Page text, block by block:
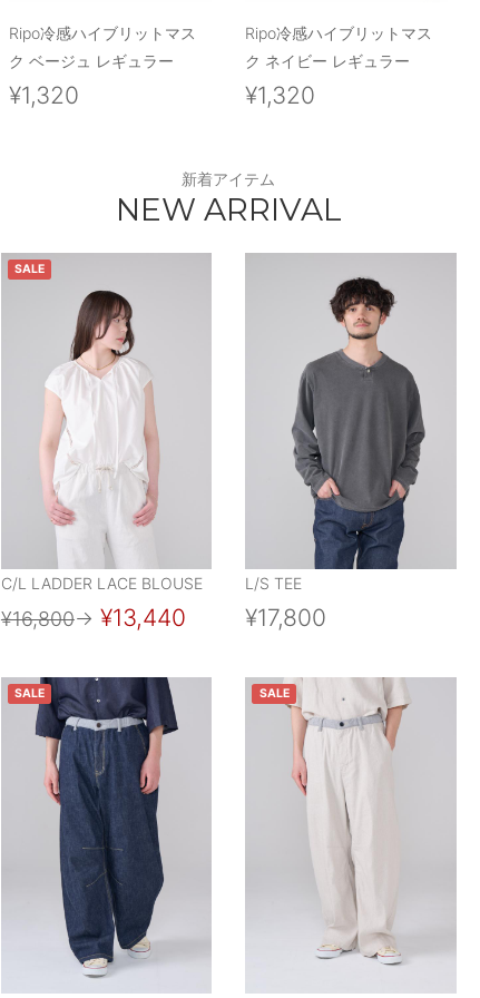
Ripo冷感ハイブリットマス
ク ベージュ レギュラー
¥1,320
Ripo冷感ハイブリットマス
ク ネイビー レギュラー
¥1,320
新着アイテム
NEW ARRIVAL
SALE
C/L LADDER LACE BLOUSE
¥16,800→ ¥13,440
L/S TEE
¥17,800
SALE SALE